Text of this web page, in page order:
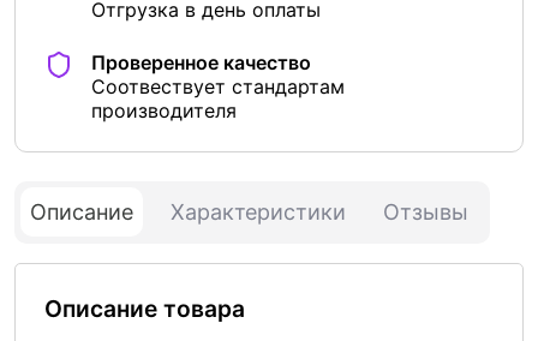
Отгрузка в день оплаты
Проверенное качество
Соотвествует стандартам
производителя
Описание Характеристики Отзывы
Описание товара